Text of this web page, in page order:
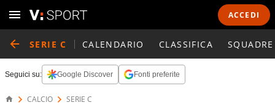
ACCEDI
SERIE C CALENDARIO CLASSIFICA SQUADRE
Seguici su: Google Discover Fonti preferite
CALCIO SERIE C